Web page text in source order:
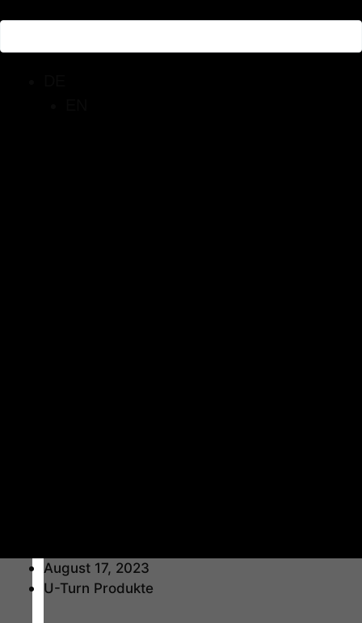
August 17, 2023
U-Turn Produkte